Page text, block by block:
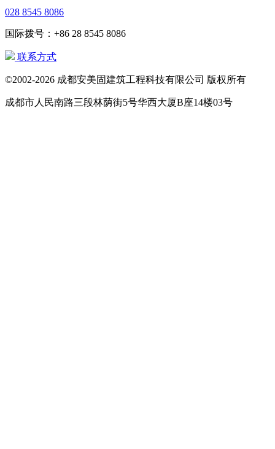
028 8545 8086
国际拨号：+86 28 8545 8086
联系方式
©2002-2026 成都安美固建筑工程科技有限公司 版权所有
成都市人民南路三段林荫街5号华西大厦B座14楼03号